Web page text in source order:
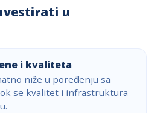
u
i kvaliteta
niže u poređenju sa
se kvalitet i infrastruktura